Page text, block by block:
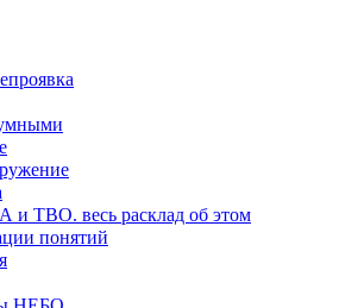
ТВО. весь расклад об этом
понятий